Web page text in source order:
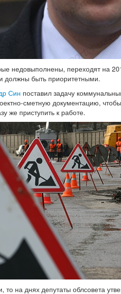
недовыполнены, переходят на
должны быть приоритетными.
Син поставил задачу
сметную документацию,
же приступить к работе.
то на днях депутаты облсовета